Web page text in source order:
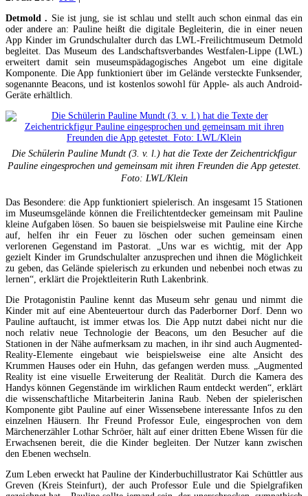
Detmold . Sie ist jung, sie ist schlau und stellt auch schon einmal das ein
oder andere an: Pauline heißt die digitale Begleiterin, die in einer neuen
App Kinder im Grundschulalter durch das LWL-Freilichtmuseum Detmold
begleitet. Das Museum des Landschaftsverbandes Westfalen-Lippe (LWL)
erweitert damit sein museumspädagogisches Angebot um eine digitale
Komponente. Die App funktioniert über im Gelände versteckte Funksender,
sogenannte Beacons, und ist kostenlos sowohl für Apple- als auch Android-
Geräte erhältlich.
Die Schülerin Pauline Mundt (3. v. l.) hat die Texte der Zeichentrickfigur
Pauline eingesprochen und gemeinsam mit ihren Freunden die App getestet.
Foto: LWL/Klein
Das Besondere: die App funktioniert spielerisch. An insgesamt 15 Stationen
im Museumsgelände können die Freilichtentdecker gemeinsam mit Pauline
kleine Aufgaben lösen. So bauen sie beispielsweise mit Pauline eine Kirche
auf, helfen ihr ein Feuer zu löschen oder suchen gemeinsam einen
verlorenen Gegenstand im Pastorat. „Uns war es wichtig, mit der App
gezielt Kinder im Grundschulalter anzusprechen und ihnen die Möglichkeit
zu geben, das Gelände spielerisch zu erkunden und nebenbei noch etwas zu
lernen“, erklärt die Projektleiterin Ruth Lakenbrink.
Die Protagonistin Pauline kennt das Museum sehr genau und nimmt die
Kinder mit auf eine Abenteuertour durch das Paderborner Dorf. Denn wo
Pauline auftaucht, ist immer etwas los. Die App nutzt dabei nicht nur die
noch relativ neue Technologie der Beacons, um den Besucher auf die
Stationen in der Nähe aufmerksam zu machen, in ihr sind auch Augmented-
Reality-Elemente eingebaut wie beispielsweise eine alte Ansicht des
Krummen Hauses oder ein Huhn, das gefangen werden muss. „Augmented
Reality ist eine visuelle Erweiterung der Realität. Durch die Kamera des
Handys können Gegenstände im wirklichen Raum entdeckt werden“, erklärt
die wissenschaftliche Mitarbeiterin Janina Raub. Neben der spielerischen
Komponente gibt Pauline auf einer Wissensebene interessante Infos zu den
einzelnen Häusern. Ihr Freund Professor Eule, eingesprochen von dem
Märchenerzähler Lothar Schröer, hält auf einer dritten Ebene Wissen für die
Erwachsenen bereit, die die Kinder begleiten. Der Nutzer kann zwischen
den Ebenen wechseln.
Zum Leben erweckt hat Pauline der Kinderbuchillustrator Kai Schüttler aus
Greven (Kreis Steinfurt), der auch Professor Eule und die Spielgrafiken